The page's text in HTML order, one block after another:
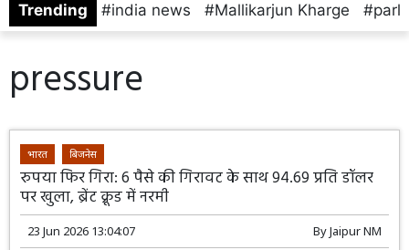
Trending india news Mallikarjun Kharge
pressure
भारत बिजनेस
रुपया फिर गिरा: 6 पैसे की गिरावट के साथ 94.69 प्रति डॉलर
पर खुला, ब्रेंट क्रूड में नरमी
23 Jun 2026 13:04:07 ByJaipur NM